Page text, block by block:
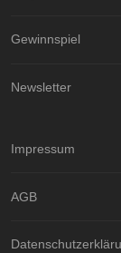
Gewinnspiel
Newsletter
Impressum
AGB